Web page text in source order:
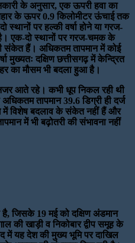
के अनुसार, एक ऊपरी हवा का
के ऊपर 0.9 किलोमीटर ऊंचाई तक
स्थानों पर हल्की वर्षा होने या गरज-
एक-दो स्थानों पर गरज-चमक के
हैं। अधिकतम तापमान में कोई
मुख्यतः दक्षिण छत्तीसगढ़ में केन्द्रित
का मौसम भी बदला हुआ है।
आते रहे। कभी धूप निकल रही थी
तापमान 39.6 डिग्री ही दर्ज
में विशेष बदलाव के संकेत नहीं हैं और
में भी बढ़ोतरी की संभावना नहीं
है, जिसके 19 मई को दक्षिण अंडमान
की खाड़ी व निकोबार द्वीप समूह के
यह देश की मुख्य भूमि पर दाखिल